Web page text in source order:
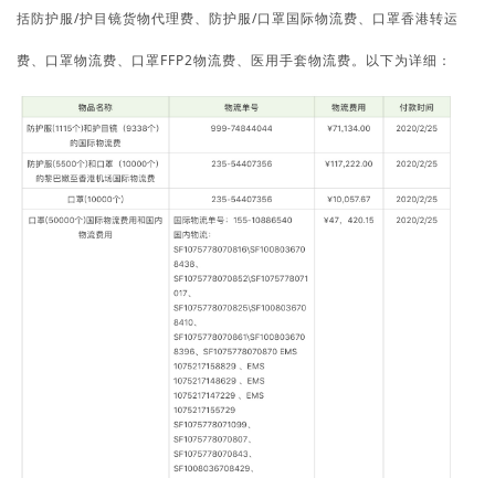
括防护服/护目镜货物代理费、防护服/口罩国际物流费、口罩香港转运
费、口罩物流费、口罩FFP2物流费、医用手套物流费。以下为详细：